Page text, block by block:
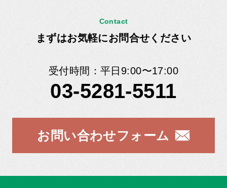
Contact
まずはお気軽にお問合せください
受付時間：平日9:00〜17:00
03-5281-5511
お問い合わせフォーム